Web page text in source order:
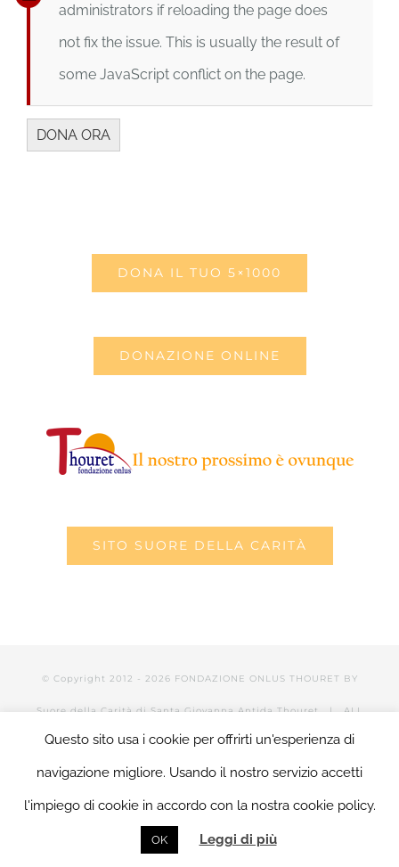
administrators if reloading the page does
not fix the issue. This is usually the result of
some JavaScript conflict on the page.
DONA IL TUO 5×1000
DONAZIONE ONLINE
SITO SUORE DELLA CARITÀ
© Copyright 2012 - 2026 FONDAZIONE ONLUS THOURET BY
Suore della Carità di Santa Giovanna Antida Thouret | ALL
RIGHTS RESERVED | POWERED BY Valerio Mattia |LOGIN
Facebook Tumblr Email
Questo sito usa i cookie per offrirti un'esperienza di
navigazione migliore. Usando il nostro servizio accetti
l'impiego di cookie in accordo con la nostra cookie policy.
OK Leggi di più